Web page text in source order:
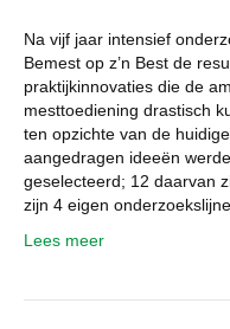
Na vijf jaar intensief
Bemest op z’n Best de
praktijkinnovaties die de
mesttoediening drastisch
ten opzichte van de
aangedragen ideeën
geselecteerd; 12 daarvan
zijn 4 eigen
Lees meer